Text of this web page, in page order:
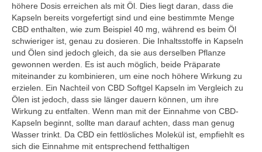
höhere Dosis erreichen als mit Öl. Dies liegt daran, dass die
Kapseln bereits vorgefertigt sind und eine bestimmte Menge
CBD enthalten, wie zum Beispiel 40 mg, während es beim Öl
schwieriger ist, genau zu dosieren. Die Inhaltsstoffe in Kapseln
und Ölen sind jedoch gleich, da sie aus derselben Pflanze
gewonnen werden. Es ist auch möglich, beide Präparate
miteinander zu kombinieren, um eine noch höhere Wirkung zu
erzielen. Ein Nachteil von CBD Softgel Kapseln im Vergleich zu
Ölen ist jedoch, dass sie länger dauern können, um ihre
Wirkung zu entfalten. Wenn man mit der Einnahme von CBD-
Kapseln beginnt, sollte man darauf achten, dass man genug
Wasser trinkt. Da CBD ein fettlösliches Molekül ist, empfiehlt es
sich die Einnahme mit entsprechend fetthaltigen